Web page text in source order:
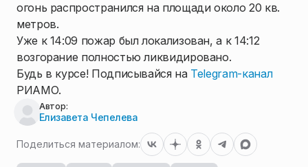
огонь распространился на площади около 20 кв.
метров.
Уже к 14:09 пожар был локализован, а к 14:12
возгорание полностью ликвидировано.
Будь в курсе! Подписывайся наTelegram-канал
РИАМО.
Автор:
Елизавета Чепелева
Поделиться материалом: